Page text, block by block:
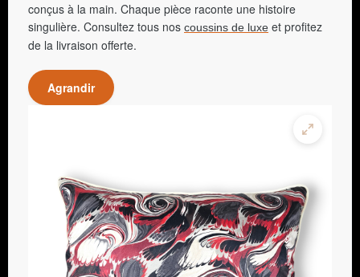
conçus à la main. Chaque pièce raconte une histoire
singulière. Consultez tous nos coussins de luxe et profitez
de la livraison offerte.
Agrandir